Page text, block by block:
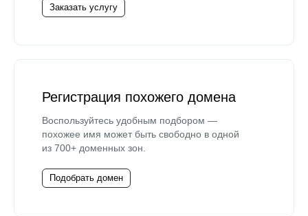
Заказать услугу
Регистрация похожего домена
Воспользуйтесь удобным подбором —
похожее имя может быть свободно в одной
из 700+ доменных зон.
Подобрать домен